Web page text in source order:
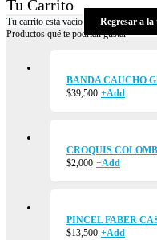
Tu Carrito
Tu carrito está vacío
Regresar a la
Productos qué te podrían gustar
BANDA CAUCHO
$39,500 +Add
CROQUIS
$2,000 +Add
PINCEL FABER
$13,500 +Add